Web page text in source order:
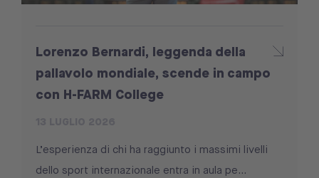
Lorenzo Bernardi, leggenda della
pallavolo mondiale, scende in campo
con H-FARM College
L’esperienza di chi ha raggiunto i massimi livelli
dello sport internazionale entra in aula pe...